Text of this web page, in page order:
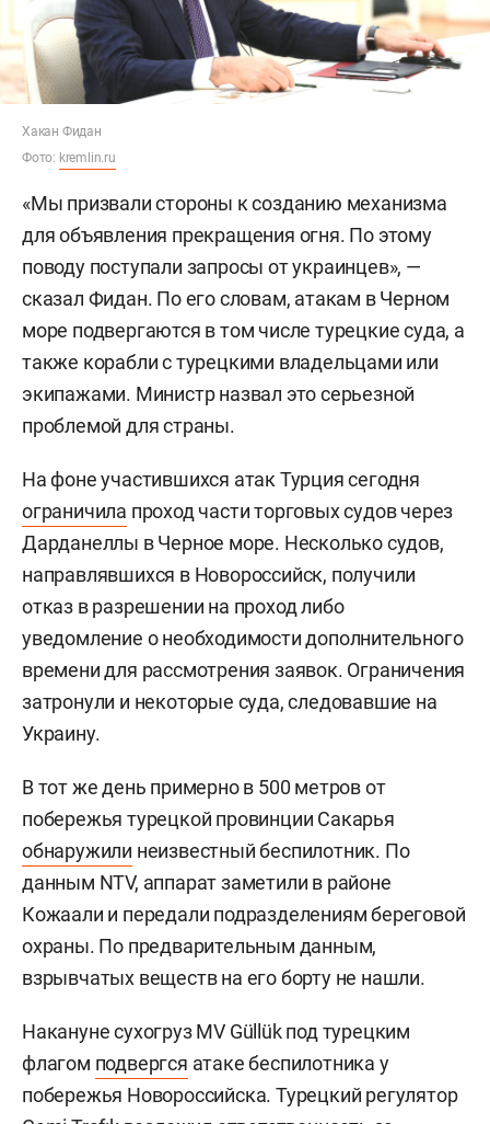
Хакан Фидан
Фото: kremlin.ru
«Мы призвали стороны к созданию механизма
для объявления прекращения огня. По этому
поводу поступали запросы от украинцев», —
сказал Фидан. По его словам, атакам в Черном
море подвергаются в том числе турецкие суда, а
также корабли с турецкими владельцами или
экипажами. Министр назвал это серьезной
проблемой для страны.
На фоне участившихся атак Турция сегодня
ограничила проход части торговых судов через
Дарданеллы в Черное море. Несколько судов,
направлявшихся в Новороссийск, получили
отказ в разрешении на проход либо
уведомление о необходимости дополнительного
времени для рассмотрения заявок. Ограничения
затронули и некоторые суда, следовавшие на
Украину.
В тот же день примерно в 500 метров от
побережья турецкой провинции Сакарья
обнаружили неизвестный беспилотник. По
данным NTV, аппарат заметили в районе
Кожаали и передали подразделениям береговой
охраны. По предварительным данным,
взрывчатых веществ на его борту не нашли.
Накануне сухогруз MV Güllük под турецким
флагом подвергся атаке беспилотника у
побережья Новороссийска. Турецкий регулятор